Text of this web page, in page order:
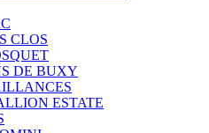
CLOS
DE BUXY
ESTATE